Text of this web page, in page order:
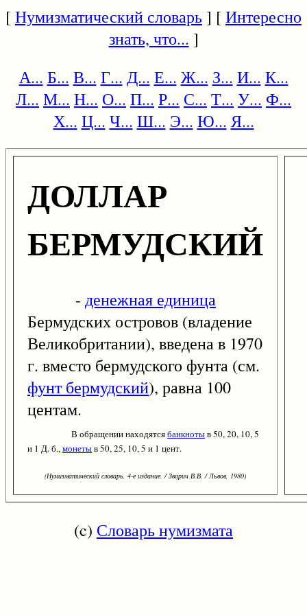
[Нумизматический словарь] [Интересно
знать, что... ]
А... Б... В... Г... Д... Е... Ж... З... И... К...
Л... М... Н... О... П... Р... С... Т... У... Ф...
Х... Ц... Ч... Ш... Э... Ю... Я...
ДОЛЛАР
БЕРМУДСКИЙ
- денежная единица
Бермудских островов (владение
Великобритании), введена в 1970
г. вместо бермудского фунта (см.
фунт бермудский), равна 100
центам.
В обращении находятсябанкнотыв 50, 20, 10, 5
и 1 Д. б.,монетыв 50, 25, 10, 5 и 1 цент.
(Нумизматический словарь. 4-е издание. / Зварич В.В. / Львов, 1980)
(c) Словарь нумизмата